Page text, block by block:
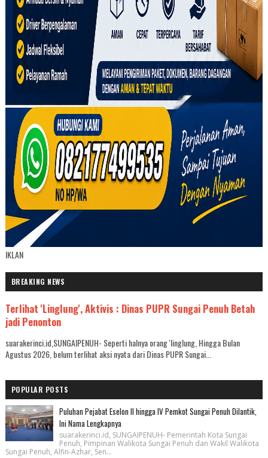
IKLAN
BREAKING NEWS
Terlihat 'Linglung', Aktivis : Dinas PUPR Sungai Penuh Betah
jadi Penonton
suarakerinci.id,SUNGAIPENUH- Seperti halnya orang 'linglung, Hingga Bulan
Agustus 2026, belum terlihat aksi nyata dari Dinas PUPR Sungai...
POPULAR POSTS
Puluhan Pejabat Eselon II hingga IV Pemkot Sungai Penuh Dilantik,
Ini Nama Lengkapnya
suarakerinci.id, SUNGAIPENUH- Pemerintah Kota Sungai
Penuh, Pimpinan Walikota Sungai Penuh dan Wakil Walikota
Sungai Penuh, Alfin-Azhar, Sen...